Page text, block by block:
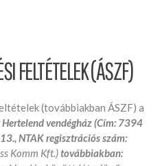
FELTÉTELEK (ÁSZF)
(továbbiakban ÁSZF) a
Hertelend vendégház (Cím: 7394
NTAK regisztrációs szám:
Komm Kft.)továbbiakban: